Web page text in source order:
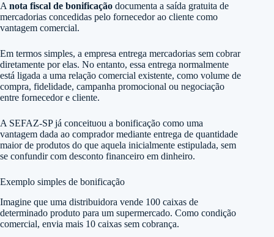
A nota fiscal de bonificação documenta a saída gratuita de
mercadorias concedidas pelo fornecedor ao cliente como
vantagem comercial.
Em termos simples, a empresa entrega mercadorias sem cobrar
diretamente por elas. No entanto, essa entrega normalmente
está ligada a uma relação comercial existente, como volume de
compra, fidelidade, campanha promocional ou negociação
entre fornecedor e cliente.
A SEFAZ-SP já conceituou a bonificação como uma
vantagem dada ao comprador mediante entrega de quantidade
maior de produtos do que aquela inicialmente estipulada, sem
se confundir com desconto financeiro em dinheiro.
Exemplo simples de bonificação
Imagine que uma distribuidora vende 100 caixas de
determinado produto para um supermercado. Como condição
comercial, envia mais 10 caixas sem cobrança.